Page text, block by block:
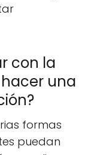
con la
una
formas
puedan